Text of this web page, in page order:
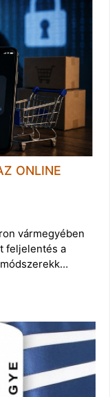
ONLINE
vármegyében
feljelentés a